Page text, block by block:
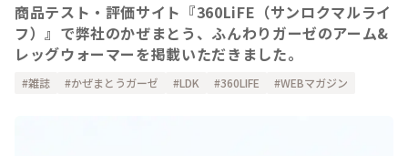
商品テスト・評価サイト『360LiFE（サンロクマルライ
フ）』で弊社のかぜまとう、ふんわりガーゼのアーム&
レッグウォーマーを掲載いただきました。
雑誌 かぜまとうガーゼ LDK 360LIFE WEBマガジン